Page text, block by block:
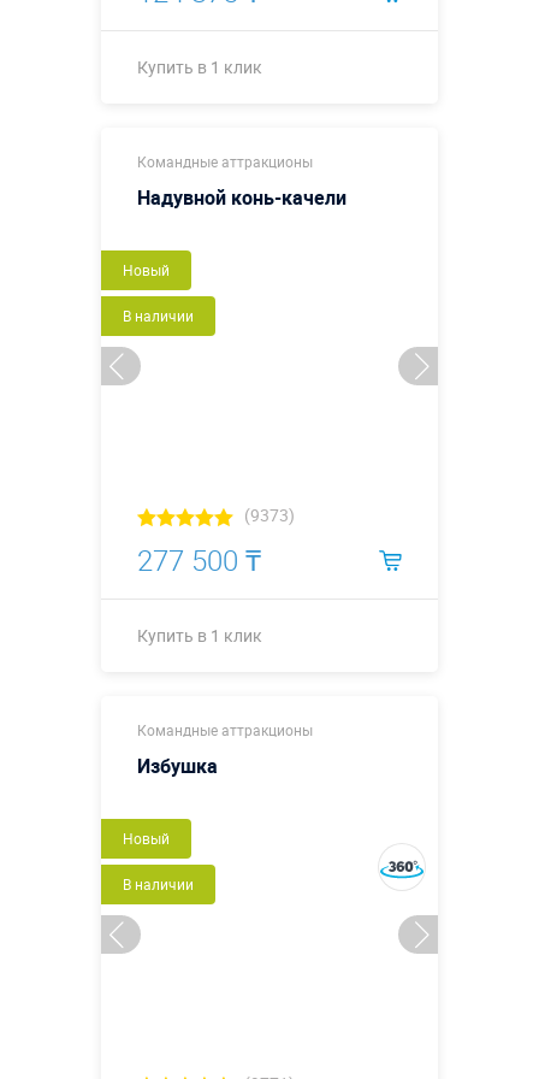
Купить в 1 клик
Размеры, м:
м
Больше деталей →
Командные аттракционы
Надувной конь-качели
Новый
В наличии
(9373)
277 500 ₸
Купить в 1 клик
Командные аттракционы
Избушка
Новый
В наличии